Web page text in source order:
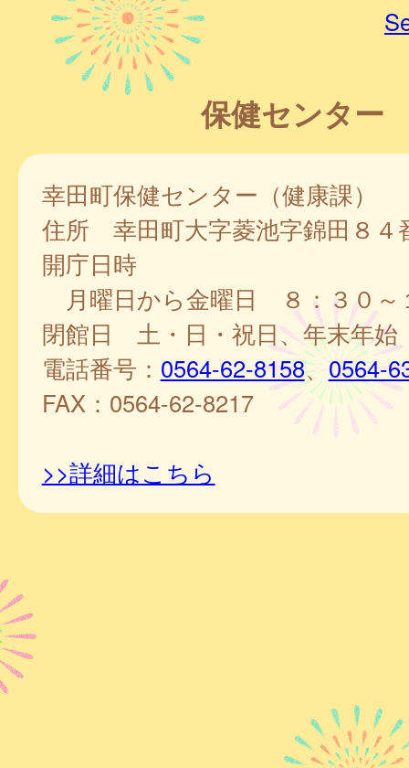
保健センター
幸田町保健センター（健康課）
住所 幸田町大字菱池字錦田８４
開庁日時
月曜日から金曜日 ８：３０～
閉館日 土・日・祝日、年末年始
電話番号： 0564-62-8158、0564-
FAX：0564-62-8217
>>詳細はこちら